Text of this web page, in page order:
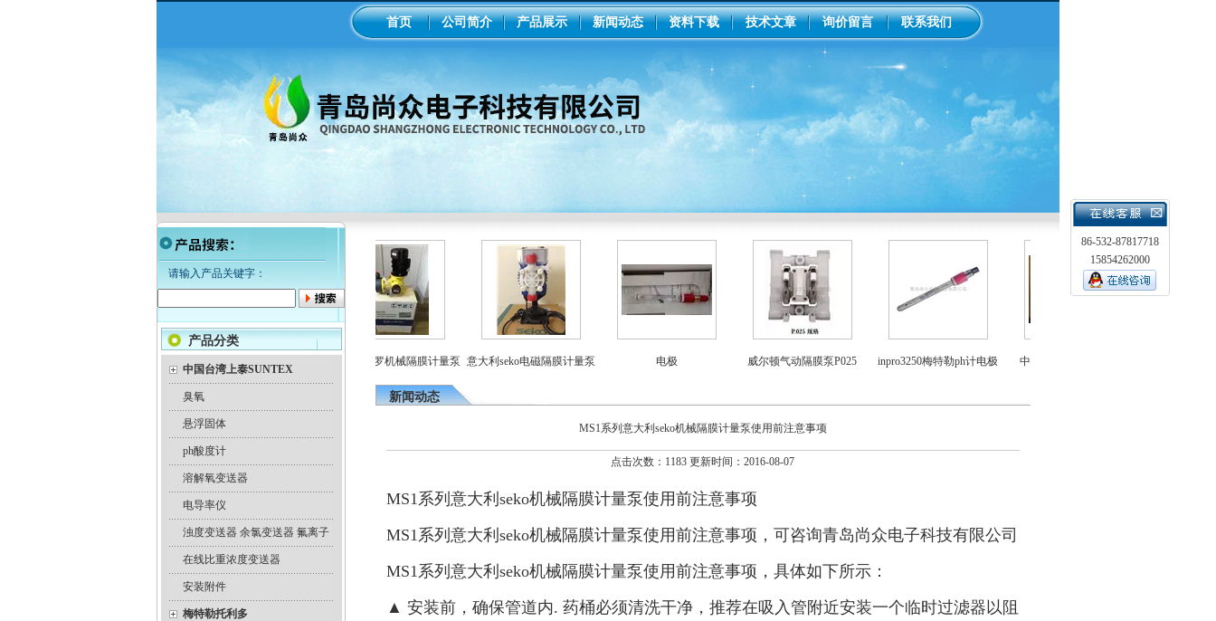
首页 公司简介 产品展示 新闻动态 资料下载 技术文章 询价留言 联系我们
请输入产品关键字：
产品分类
中国台湾上泰SUNTEX
臭氧
悬浮固体
ph酸度计
溶解氧变送器
电导率仪
浊度变送器 余氯变送器 氟离子
在线比重浓度变送器
安装附件
梅特勒托利多
LMI米顿罗电磁隔膜泵加药
工业在线ph/orp计变送器 美国米顿罗机械隔膜计量泵 意大利seko电磁隔膜计量泵 电极 威尔顿气动隔膜泵P025 inpro3250梅特勒ph计电极 中国台湾上泰ph控制器
新闻动态
MS1系列意大利seko机械隔膜计量泵使用前注意事项
点击次数：1183 更新时间：2016-08-07
MS1系列意大利seko机械隔膜计量泵使用前注意事项
MS1系列意大利seko机械隔膜计量泵使用前注意事项，可咨询青岛尚众电子科技有限公司
MS1系列意大利seko机械隔膜计量泵使用前注意事项，具体如下所示：
▲ 安装前，确保管道内. 药桶必须清洗干净，推荐在吸入管附近安装一个临时过滤器以阻
86-532-87817718
15854262000